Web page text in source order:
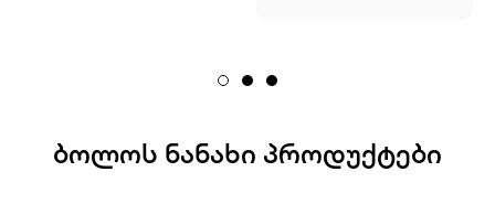
Ბოლოს Ნანახი Პროდუქტები